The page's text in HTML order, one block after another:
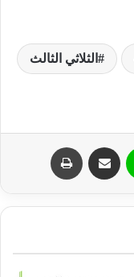
الثلاثي الثالث